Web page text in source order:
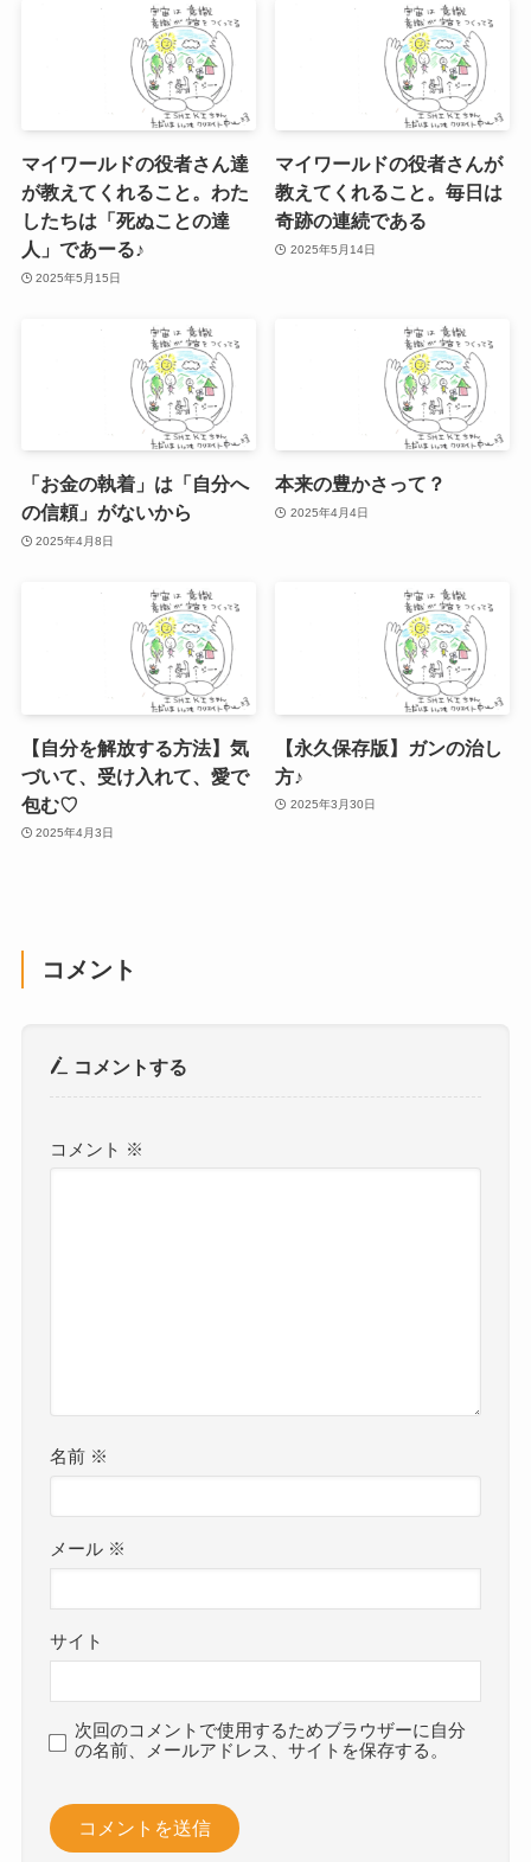
マイワールドの役者さん達
が教えてくれること。わた
したちは「死ぬことの達
人」であーる♪
2025年5月15日
マイワールドの役者さんが
教えてくれること。毎日は
奇跡の連続である
2025年5月14日
「お金の執着」は「自分へ
の信頼」がないから
2025年4月8日
本来の豊かさって？
2025年4月4日
【自分を解放する方法】気
づいて、受け入れて、愛で
包む♡
2025年4月3日
【永久保存版】ガンの治し
方♪
2025年3月30日
コメント
コメントする
コメント ※
名前 ※
メール ※
サイト
次回のコメントで使用するためブラウザーに自分
の名前、メールアドレス、サイトを保存する。